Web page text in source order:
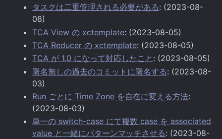
タスクは二重管理される必要がある: (2023-08-
08)
TCA View の xctemplate: (2023-08-05)
TCA Reducer の xctemplate: (2023-08-05)
TCA が 1.0 になって対応したこと : (2023-08-05)
署名無しの過去のコミットに署名する: (2023-08-
03)
Run ごとに Time Zone を自在に変える方法:
(2023-08-03)
単一の switch-case にて複数 case を associated
value と一緒にパターンマッチさせる: (2023-08-